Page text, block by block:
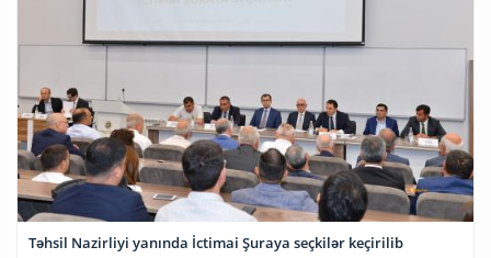
Təhsil Nazirliyi yanında İctimai Şuraya seçkilər keçirilib